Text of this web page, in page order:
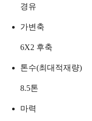
경유
가변축
6X2 후축
톤수(최대적재량)
8.5톤
마력